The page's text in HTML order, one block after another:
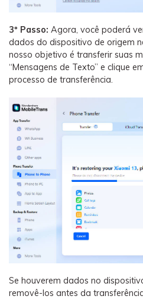
3º Passo: Agora, você poderá
dados do dispositivo de origem
nosso objetivo é transferir suas
“Mensagens de Texto” e clique
processo de transferência.
Se houverem dados no
removê-los antes da